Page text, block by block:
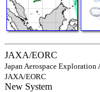
JAXA/EORC
Japan Aerospace Exploration
JAXA/EORC
New System